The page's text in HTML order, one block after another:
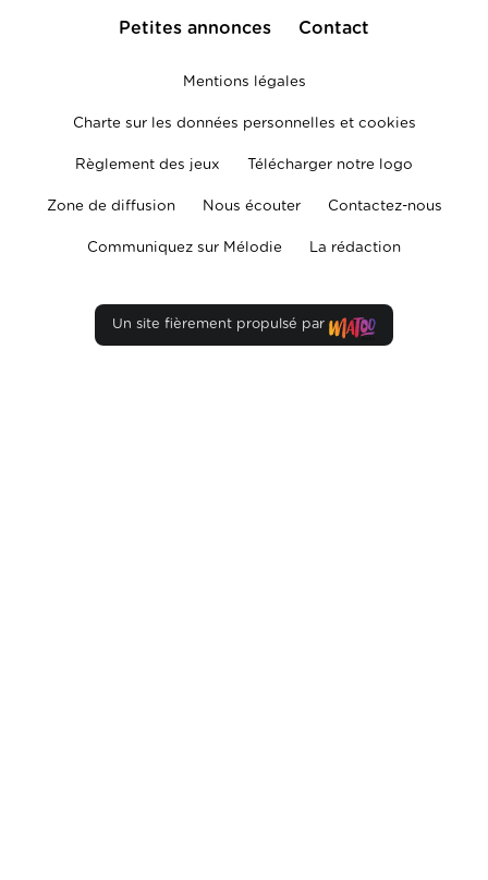
Petites annonces Contact
Mentions légales
Charte sur les données personnelles et cookies
Règlement des jeux Télécharger notre logo
Zone de diffusion Nous écouter Contactez-nous
Communiquez sur Mélodie La rédaction
Un site fièrement propulsé par